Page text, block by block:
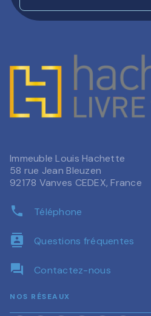
Immeuble Louis Hachette
58 rue Jean Bleuzen
92178 Vanves CEDEX, France
phone Téléphone
contacts Questions fréquentes
question_answer Contactez-nous
NOS RÉSEAUX